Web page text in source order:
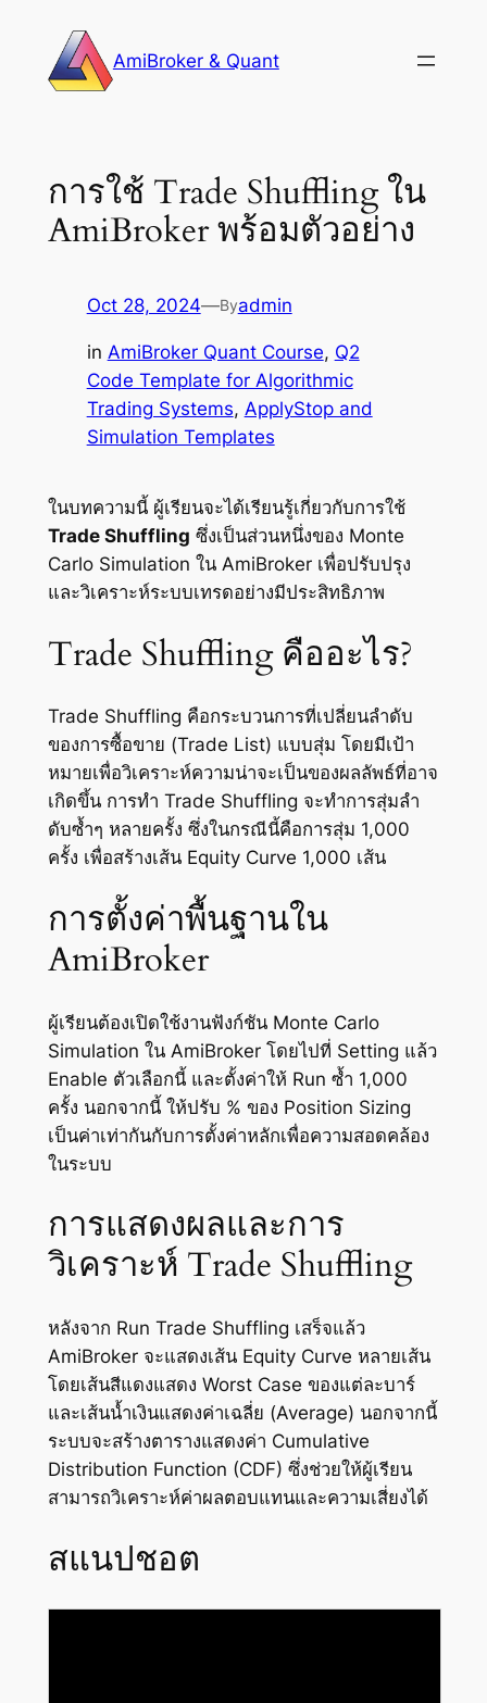
content
AmiBroker & Quant
การใช้ Trade Shuffling ใน
AmiBroker พร้อมตัวอย่าง
Oct 28, 2024—Byadmin
in AmiBroker Quant Course, Q2
Code Template for Algorithmic
Trading Systems, ApplyStop and
Simulation Templates
ในบทความนี้ ผู้เรียนจะได้เรียนรู้เกี่ยวกับการใช้
Trade Shuffling ซึ่งเป็นส่วนหนึ่งของ Monte
Carlo Simulation ใน AmiBroker เพื่อปรับปรุง
และวิเคราะห์ระบบเทรดอย่างมีประสิทธิภาพ
Trade Shuffling คืออะไร?
Trade Shuffling คือกระบวนการที่เปลี่ยนลำดับ
ของการซื้อขาย (Trade List) แบบสุ่ม โดยมีเป้า
หมายเพื่อวิเคราะห์ความน่าจะเป็นของผลลัพธ์ที่อาจ
เกิดขึ้น การทำ Trade Shuffling จะทำการสุ่มลำ
ดับซ้ำๆ หลายครั้ง ซึ่งในกรณีนี้คือการสุ่ม 1,000
ครั้ง เพื่อสร้างเส้น Equity Curve 1,000 เส้น
การตั้งค่าพื้นฐานใน
AmiBroker
ผู้เรียนต้องเปิดใช้งานฟังก์ชัน Monte Carlo
Simulation ใน AmiBroker โดยไปที่ Setting แล้ว
Enable ตัวเลือกนี้ และตั้งค่าให้ Run ซ้ำ 1,000
ครั้ง นอกจากนี้ ให้ปรับ % ของ Position Sizing
เป็นค่าเท่ากันกับการตั้งค่าหลักเพื่อความสอดคล้อง
ในระบบ
การแสดงผลและการ
วิเคราะห์ Trade Shuffling
หลังจาก Run Trade Shuffling เสร็จแล้ว
AmiBroker จะแสดงเส้น Equity Curve หลายเส้น
โดยเส้นสีแดงแสดง Worst Case ของแต่ละบาร์
และเส้นน้ำเงินแสดงค่าเฉลี่ย (Average) นอกจากนี้
ระบบจะสร้างตารางแสดงค่า Cumulative
Distribution Function (CDF) ซึ่งช่วยให้ผู้เรียน
สามารถวิเคราะห์ค่าผลตอบแทนและความเสี่ยงได้
สแนปชอต